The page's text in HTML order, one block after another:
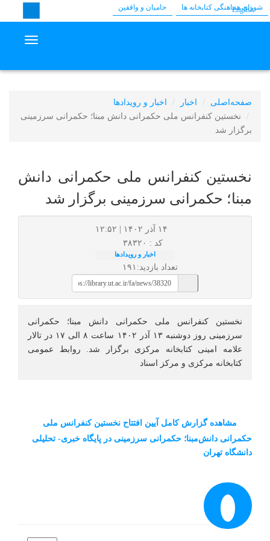
English
شورای هماهنگی کتابخانه ها حامیان و واقفین
صفحه‌اصلی اخبار
اخبار و رویدادها
نخستین کنفرانس ملی حکمرانی دانش مبنا؛ حکمرانی سرزمینی
برگزار شد
نخستین کنفرانس ملی حکمرانی دانش
مبنا؛ حکمرانی سرزمینی برگزار شد
کد : ۳۸۳۲۰
اخبار و رویدادها
تعداد بازدید:۱۹۱
نخستین کنفرانس ملی حکمرانی دانش مبنا؛ حکمرانی
سرزمینی روز دوشنبه ۱۳ آذر ۱۴۰۲ ساعت ۸ الی ۱۷ در تالار
علامه امینی کتابخانه مرکزی برگزار شد. روابط عمومی
کتابخانه مرکزی و مرکز اسناد
مشاهده گزارش کامل آیین افتتاح نخستین کنفرانس ملی
حکمرانی دانش‌مبنا؛ حکمرانی سرزمینی در پایگاه خبری- تحلیلی
دانشگاه تهران